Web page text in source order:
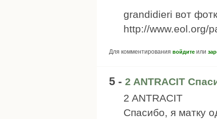
grandidieri вот
http://www.eol.org/
Для комментирования войдите или
5 - 2 ANTRACIT
2 ANTRACIT
Спасибо, я матку